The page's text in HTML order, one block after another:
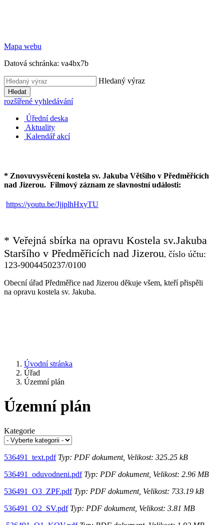
Mapa webu
Datová schránka: va4bx7b
Hledaný výraz
Hledat
rozšířené vyhledávání
Úřední deska
Aktuality
Kalendář akcí
* Znovuvysvěcení kostela sv. Jakuba Většího v Předměřicích
nad Jizerou. Filmový záznam ze slavnostní události:
https://youtu.be/JjjplhHxyTU
* Veřejná sbírka na opravu Kostela sv.Jakuba
Staršího v Předměřicích nad Jizerou, číslo účtu:
123-9004450237/0100
Obecní úřad Předměřice nad Jizerou děkuje všem, kteří přispěli
na opravu kostela sv. Jakuba.
Úvodní stránka
Úřad
Územní plán
Územní plán
Kategorie
536491_text.pdfTyp: PDF dokument, Velikost: 325.25 kB
536491_oduvodneni.pdfTyp: PDF dokument, Velikost: 2.96 MB
536491_O3_ZPF.pdfTyp: PDF dokument, Velikost: 733.19 kB
536491_O2_SV.pdfTyp: PDF dokument, Velikost: 3.81 MB